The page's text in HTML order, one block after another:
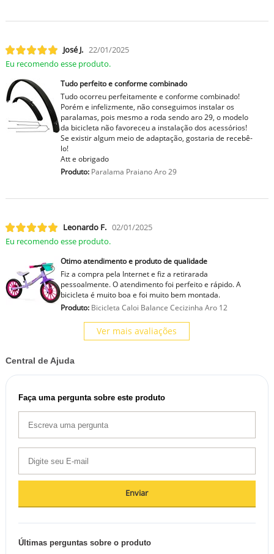
José J. 22/01/2025
Eu recomendo esse produto.
Tudo perfeito e conforme combinado
Tudo ocorreu perfeitamente e conforme combinado!
Porém e infelizmente, não conseguimos instalar os
paralamas, pois mesmo a roda sendo aro 29, o modelo
da bicicleta não favoreceu a instalação dos acessórios!
Se existir algum meio de adaptação, gostaria de recebê-
lo!
Att e obrigado
Produto:Paralama Praiano Aro 29
Leonardo F. 02/01/2025
Eu recomendo esse produto.
Otimo atendimento e produto de qualidade
Fiz a compra pela Internet e fiz a retirarada
pessoalmente. O atendimento foi perfeito e rápido. A
bicicleta é muito boa e foi muito bem montada.
Produto:Bicicleta Caloi Balance Cecizinha Aro 12
Ver mais avaliações
Central de Ajuda
Faça uma pergunta sobre este produto
Enviar
Últimas perguntas sobre o produto